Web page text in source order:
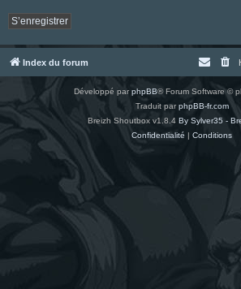
S’enregistrer
Index du forum
Développé parphpBB® Forum Software ©
Traduit parphpBB-fr.com
Breizh Shoutbox v1.8.4 By Sylver35 -
Confidentialité | Conditions